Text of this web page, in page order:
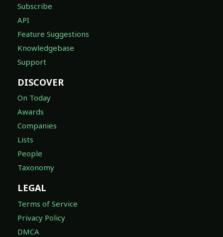
Subscribe
API
Feature Suggestions
Knowledgebase
Support
DISCOVER
On Today
Awards
Companies
Lists
People
Taxonomy
LEGAL
Terms of Service
Privacy Policy
DMCA